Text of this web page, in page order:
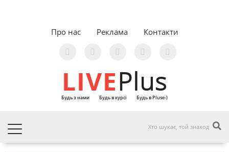
Про нас Реклама Контакти
LIVEPlus
Будь з нами Будь в курсі Будь в Pluse-)